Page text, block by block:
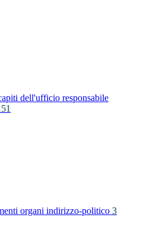
dell'ufficio responsabile
organi indirizzo-politico 3